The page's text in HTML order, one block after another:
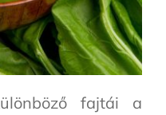
fajtái a